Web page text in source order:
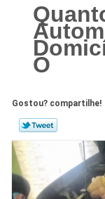
Ó
Gostou? compartilhe!